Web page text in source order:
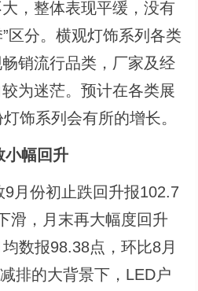
，整体表现平缓，没有
”区分。横观灯饰系列各类
销流行品类，厂家及经
为迷茫。预计在各类展
饰系列会有所的增长。
小幅回升
月份初止跌回升报102.7
滑，月末再大幅度回升
数报98.38点，环比8月
排的大背景下，LED户